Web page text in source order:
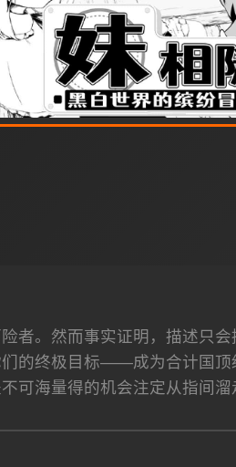
者。然而事实证明，描述只
的终极目标——成为合计国顶
可海量得的机会注定从指间溜